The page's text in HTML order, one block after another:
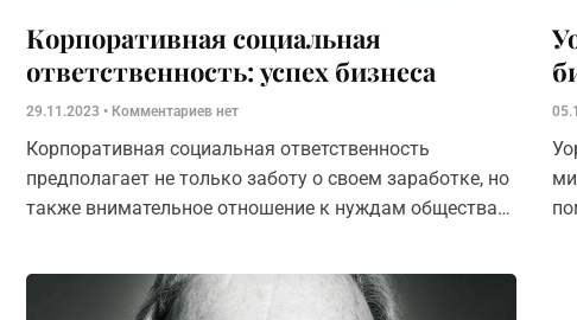
Корпоративная социальная
ответственность: успех бизнеса
29.11.2023 Комментариев нет
Корпоративная социальная ответственность
предполагает не только заботу о своем заработке, но
также внимательное отношение к нуждам общества и